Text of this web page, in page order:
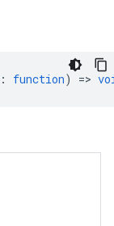
: function) =>